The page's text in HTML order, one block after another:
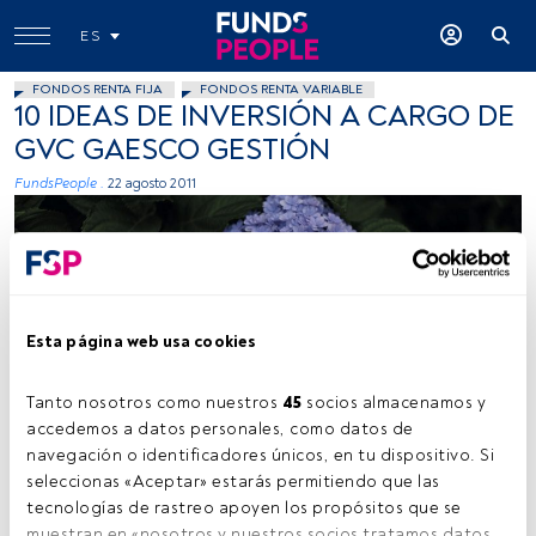
Esta página web usa cookies
Tanto nosotros como nuestros 45 socios almacenamos y
accedemos a datos personales, como datos de
navegación o identificadores únicos, en tu dispositivo. Si
seleccionas «Aceptar» estarás permitiendo que las
tecnologías de rastreo apoyen los propósitos que se
ES
FONDOS RENTA FIJA FONDOS RENTA VARIABLE
10 IDEAS DE INVERSIÓN A CARGO DE
GVC GAESCO GESTIÓN
FundsPeople . 22 agosto 2011